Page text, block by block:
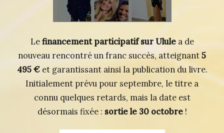
Le financement participatif sur Ululea de
nouveau rencontré un franc succès, atteignant 5
495 €et garantissant ainsi la publication du livre.
Initialement prévu pour septembre, le titre a
connu quelques retards, mais la date est
désormais fixée : sortie le 30 octobre!